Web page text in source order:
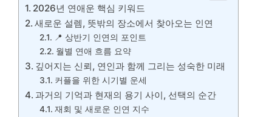
2026년 연애운 핵심 키워드
새로운 설렘, 뜻밖의 장소에서 찾아오는 인연
📍 상반기 인연의 포인트
월별 연애 흐름 요약
깊어지는 신뢰, 연인과 함께 그리는 성숙한 미래
커플을 위한 시기별 운세
과거의 기억과 현재의 용기 사이, 선택의 순간
재회 및 새로운 인연 지수